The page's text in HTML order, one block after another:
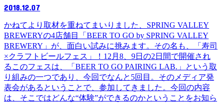
2018.12.07
かねてより取材を重ねてまいりました、SPRING VALLEY
BREWERYの4店舗目「BEER TO GO by SPRING VALLEY
BREWERY」が、面白い試みに挑みます。その名も、「寿司
×クラフトビールフェス」！12月8、9日の2日間で開催され
るこのフェスは、「BEER TO GO PAIRING LAB.」という取
り組みの一つであり、今回でなんと5回目。そのメディア発
表会があるということで、参加してきました。今回の内容
は、そこではどんな“体験”ができるのかということをお知ら